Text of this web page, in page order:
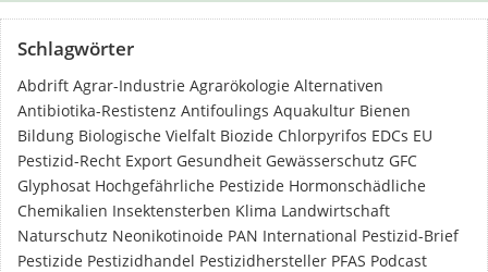
Schlagwörter
Abdrift Agrar-Industrie Agrarökologie Alternativen
Antibiotika-Restistenz Antifoulings Aquakultur Bienen
Bildung Biologische Vielfalt Biozide Chlorpyrifos EDCs EU
Pestizid-Recht Export Gesundheit Gewässerschutz GFC
Glyphosat Hochgefährliche Pestizide Hormonschädliche
Chemikalien Insektensterben Klima Landwirtschaft
Naturschutz Neonikotinoide PAN International Pestizid-Brief
Pestizide Pestizidhandel Pestizidhersteller PFAS Podcast